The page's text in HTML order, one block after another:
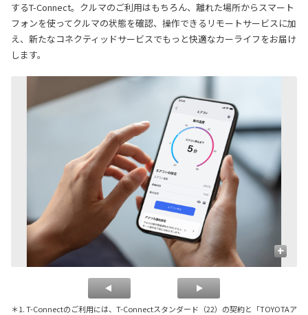
するT-Connect。クルマのご利用はもちろん、離れた場所からスマート
フォンを使ってクルマの状態を確認、操作できるリモートサービスに加
え、新たなコネクティッドサービスでもっと快適なカーライフをお届け
します。
+
＊1. T-Connectのご利用には、T-Connectスタンダード（22）の契約と「TOYOTAア